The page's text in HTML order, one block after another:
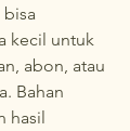
kecil untuk
abon, atau
Bahan
hasil